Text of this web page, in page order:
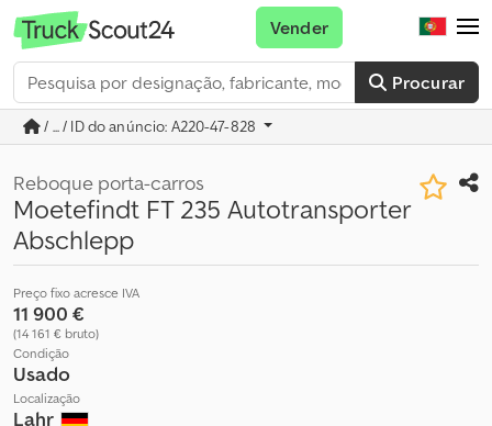
Procurar
Vender
/ ... / ID do anúncio: A220-47-828
Reboque porta-carros
Moetefindt FT 235 Autotransporter
Abschlepp
Preço fixo acresce IVA
11 900 €
(14 161 € bruto)
Condição
Usado
Localização
Lahr